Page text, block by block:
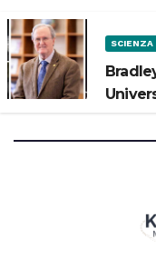
SCIENZA